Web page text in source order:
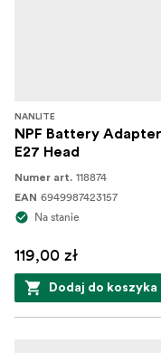
NANLITE
NPF Battery
E27 Head
Numer art. 118874
EAN 6949987423157
Na stanie
119,00 zł
Dodaj do koszyka